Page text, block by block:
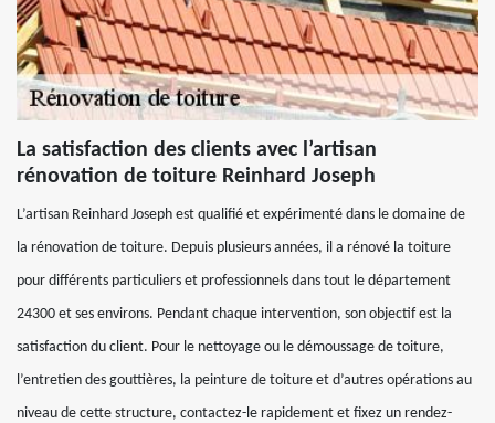
La satisfaction des clients avec l’artisan
rénovation de toiture Reinhard Joseph
L’artisan Reinhard Joseph est qualifié et expérimenté dans le domaine de
la rénovation de toiture. Depuis plusieurs années, il a rénové la toiture
pour différents particuliers et professionnels dans tout le département
24300 et ses environs. Pendant chaque intervention, son objectif est la
satisfaction du client. Pour le nettoyage ou le démoussage de toiture,
l’entretien des gouttières, la peinture de toiture et d’autres opérations au
niveau de cette structure, contactez-le rapidement et fixez un rendez-